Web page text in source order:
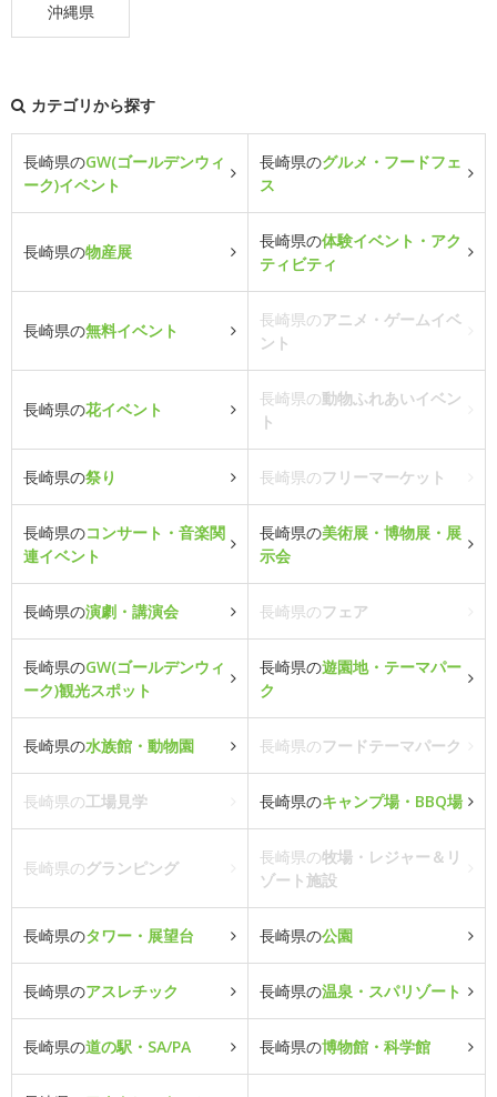
沖縄県
カテゴリから探す
長崎県のGW(ゴールデンウィ
ーク)イベント
長崎県のグルメ・フードフェ
ス
長崎県の物産展
長崎県の体験イベント・アク
ティビティ
長崎県の無料イベント
長崎県のアニメ・ゲームイベ
ント
長崎県の花イベント
長崎県の動物ふれあいイベン
ト
長崎県の祭り 長崎県のフリーマーケット
長崎県のコンサート・音楽関
連イベント
長崎県の美術展・博物展・展
示会
長崎県の演劇・講演会 長崎県のフェア
長崎県のGW(ゴールデンウィ
ーク)観光スポット
長崎県の遊園地・テーマパー
ク
長崎県の水族館・動物園 長崎県のフードテーマパーク
長崎県の工場見学 長崎県のキャンプ場・BBQ場
長崎県のグランピング
長崎県の牧場・レジャー＆リ
ゾート施設
長崎県のタワー・展望台 長崎県の公園
長崎県のアスレチック 長崎県の温泉・スパリゾート
長崎県の道の駅・SA/PA 長崎県の博物館・科学館